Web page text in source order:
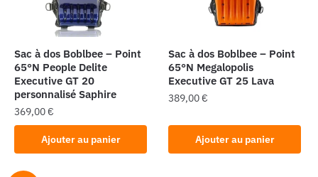
Sac à dos Boblbee – Point
65°N People Delite
Executive GT 20
personnalisé Saphire
369,00€
Ajouter au panier
Sac à dos Boblbee – Point
65°N Megalopolis
Executive GT 25 Lava
389,00€
Ajouter au panier